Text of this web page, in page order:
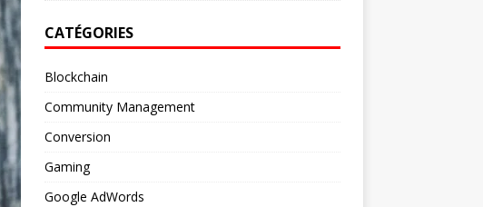
CATÉGORIES
Blockchain
Community Management
Conversion
Gaming
Google AdWords